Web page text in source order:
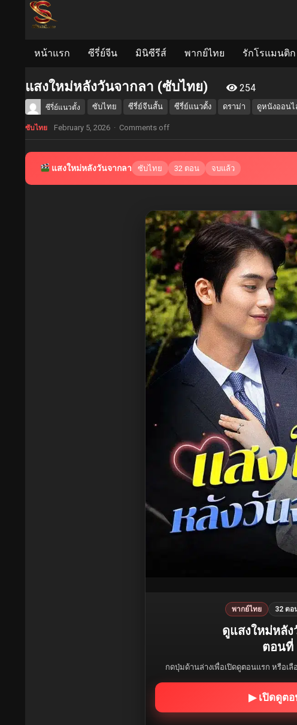
หน้าแรก ซีรี่ย์จีน มินิซีรีส์ พากย์ไทย รักโรแมนติก
แสงใหม่หลังวันจากลา (ซับไทย) 254
ซีรี่ย์แนวตั้ง ซับไทย ซีรี่ย์จีนสั้น ซีรี่ย์แนวตั้ง ดราม่า ดูหนังออน
ซับไทย February 5, 2026 · Comments off
แสงใหม่หลังวันจากลา ซับไทย 32 ตอน จบแล้ว
พากย์ไทย 32 ตอ
ดูแสงใหม่หลั
ตอนที่
กดปุ่มด้านล่างเพื่อเปิดดูตอนแรก หรือเ
▶ เปิดดูตอ